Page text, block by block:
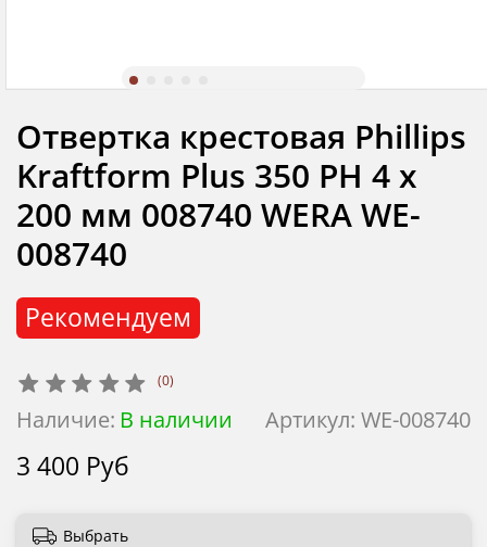
(0)
Артикул: WE-008740
Наличие: В наличии
Рекомендуем
Отвертка крестовая Phillips
Kraftform Plus 350 PH 4 x
200 мм 008740 WERA WE-
008740
3 400 Руб
Выбрать